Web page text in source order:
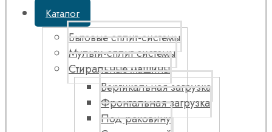
Каталог
Бытовые сплит-системы
Мульти-сплит системы
Стиральные машины
Вертикальная загрузка
Фронтальная загрузка
Под раковину